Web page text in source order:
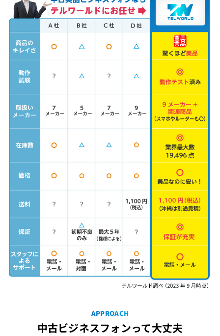
APPROACH
中古ビジネスフォンって大丈夫